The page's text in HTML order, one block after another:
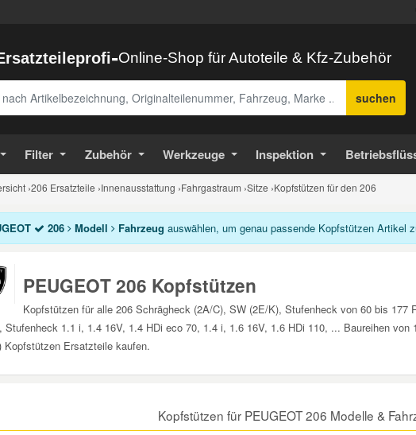
-Online-Shop für Autoteile & Kfz-Zubehör
suchen
Filter Zubehör Werkzeuge Inspektion
›206 Ersatzteile ›Innenausstattung ›Fahrgastraum ›Sitze ›Kopfstützen für den 206
206 Modell Fahrzeug auswählen, um genau passende Kopfstützen Artikel
PEUGEOT 206 Kopfstützen
Kopfstützen für alle 206 Schrägheck (2A/C), SW (2E/K), Stufenheck von 60 bis 177
Stufenheck 1.1 i, 1.4 16V, 1.4 HDi eco 70, 1.4 i, 1.6 16V, 1.6 HDi 110, ... Baureihen von
Kopfstützen Ersatzteile kaufen.
Kopfstützen für PEUGEOT 206 Modelle &